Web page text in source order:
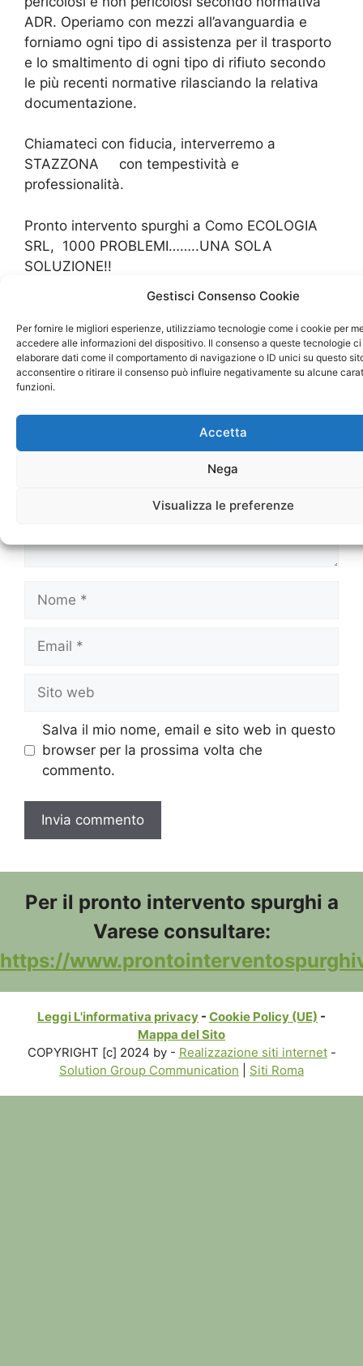
Gestisci Consenso Cookie
Per fornire le migliori esperienze, utilizziamo tecnologie come i cookie per
accedere alle informazioni del dispositivo. Il consenso a queste tecnologie
elaborare dati come il comportamento di navigazione o ID unici su questo
acconsentire o ritirare il consenso può influire negativamente su alcune
funzioni.
Accetta
Nega
Visualizza le preferenze
ADR. Operiamo con mezzi all’avanguardia e
forniamo ogni tipo di assistenza per il trasporto
e lo smaltimento di ogni tipo di rifiuto secondo
le più recenti normative rilasciando la relativa
documentazione.
Chiamateci con fiducia, interverremo a
STAZZONA con tempestività e
professionalità.
Pronto intervento spurghi a Como ECOLOGIA
SRL, 1000 PROBLEMI……..UNA SOLA
SOLUZIONE!!
Lascia un commento
Commento
web
Salva il mio nome, email e sito web in questo
browser per la prossima volta che
commento.
Per il pronto intervento spurghi a
Varese consultare:
https://
Leggi L'informativa privacy - Cookie Policy (UE) -
Mappa del Sito
COPYRIGHT [c] 2024 by - Realizzazione siti internet-
Solution Group Communication
Siti Roma